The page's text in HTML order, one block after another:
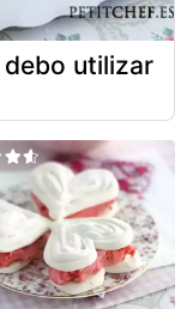
debo utilizar